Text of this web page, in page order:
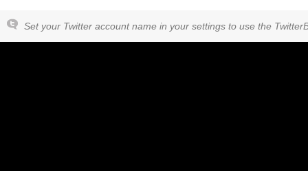
Set your Twitter account name in your settings to use the